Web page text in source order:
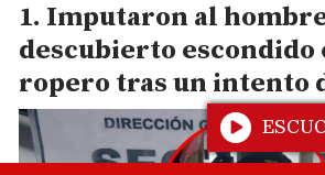
Imputaron al
descubierto escondido
ropero tras un intento